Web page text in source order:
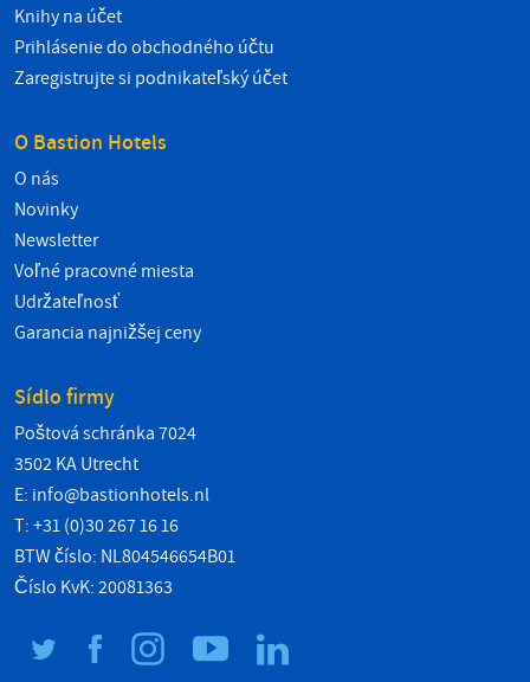
Knihy na účet
Prihlásenie do obchodného účtu
Zaregistrujte si podnikateľský účet
O Bastion Hotels
O nás
Novinky
Newsletter
Voľné pracovné miesta
Udržateľnosť
Garancia najnižšej ceny
Sídlo firmy
Poštová schránka 7024
3502 KA Utrecht
E: info@bastionhotels.nl
T: +31 (0)30 267 16 16
BTW číslo: NL804546654B01
Číslo KvK: 20081363